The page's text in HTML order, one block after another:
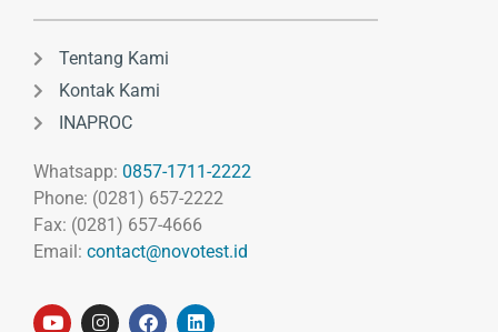
Tentang Kami
Kontak Kami
INAPROC
Whatsapp: 0857-1711-2222
Phone: (0281) 657-2222
Fax: (0281) 657-4666
Email: contact@novotest.id